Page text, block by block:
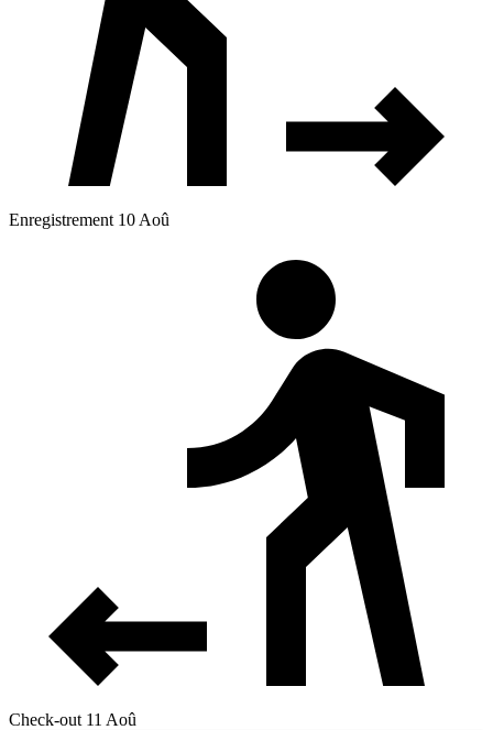
Enregistrement 10 Aoû
Check-out 11 Aoû